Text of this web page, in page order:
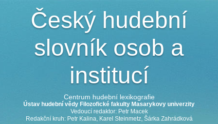
Český hudební
slovník osob a
institucí
Centrum hudební lexikografie
Ústav hudební vědy Filozofické fakulty Masarykovy univerzity
Vedoucí redaktor: Petr Macek
Redakční kruh: Petr Kalina, Karel Steinmetz, Šárka Zahrádková